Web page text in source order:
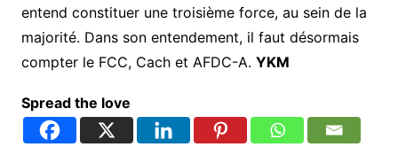
entend constituer une troisième force, au sein de la
majorité. Dans son entendement, il faut désormais
compter le FCC, Cach et AFDC-A. YKM
Spread the love